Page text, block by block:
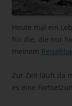
Heute mal ein
für die, die nur
meinem
Zur Zeit läuft da
es eine